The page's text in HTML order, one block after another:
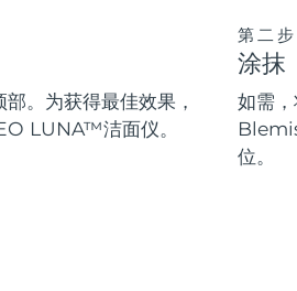
。为获得最佳效果，
LUNA™洁面仪。
第二步
涂抹
如需
位。